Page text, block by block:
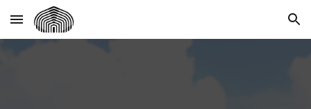
Skip to main content Skip to navigation